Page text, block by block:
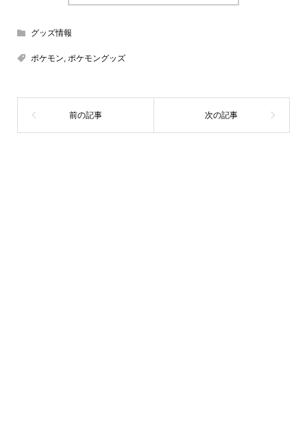
グッズ情報
ポケモン, ポケモングッズ